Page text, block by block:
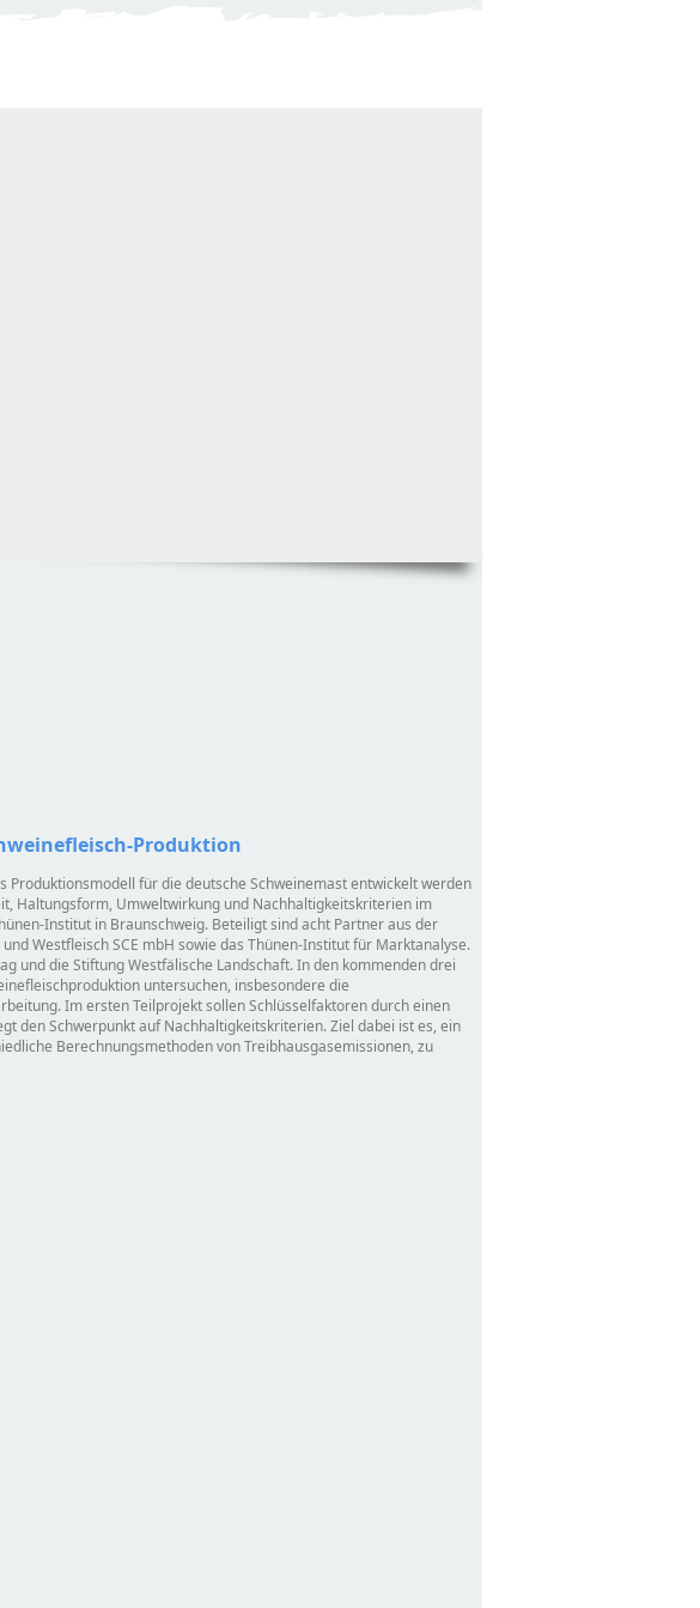
Produktion
Produktionsmodell für die deutsche Schweinemast entwickelt werden
Haltungsform, Umweltwirkung und Nachhaltigkeitskriterien im
Institut in Braunschweig. Beteiligt sind acht Partner aus der
Westfleisch SCE mbH sowie das Thünen-Institut für Marktanalyse.
und die Stiftung Westfälische Landschaft. In den kommenden drei
untersuchen, insbesondere die
Im ersten Teilprojekt sollen Schlüsselfaktoren durch einen
den Schwerpunkt auf Nachhaltigkeitskriterien. Ziel dabei ist es, ein
Berechnungsmethoden von Treibhausgasemissionen, zu